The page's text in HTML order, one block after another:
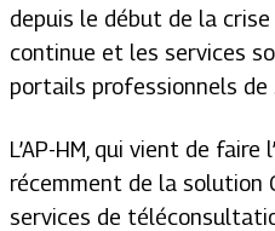
depuis le début de la
continue et les services
portails professionnels de
L’AP-HM, qui vient de faire
récemment de la solution
services de